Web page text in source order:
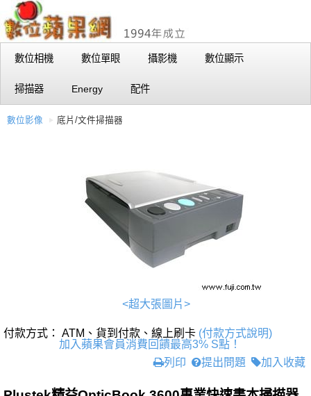
數位相機 數位單眼 攝影機 數位顯示
掃描器 Energy 配件
數位影像 底片/文件掃描器
<超大張圖片>
付款方式： ATM、貨到付款、線上刷卡 (付款方式說明)
加入蘋果會員消費回饋最高3% S點！
列印
提出問題 加入收藏